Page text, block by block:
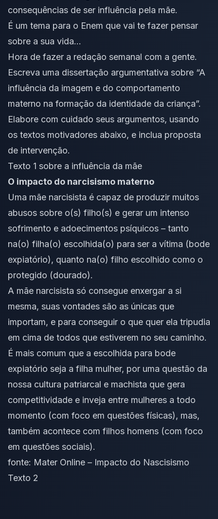
consequências de ser influência pela mãe.
É um tema para o Enem que vai te fazer pensar
sobre a sua vida…
Hora de fazer a redação semanal com a gente.
Escreva uma dissertação argumentativa sobre “A
influência da imagem e do comportamento
materno na formação da identidade da criança”.
Elabore com cuidado seus argumentos, usando
os textos motivadores abaixo, e inclua proposta
de intervenção.
Texto 1 sobre a influência da mãe
O impacto do narcisismo materno
Uma mãe narcisista é capaz de produzir muitos
abusos sobre o(s) filho(s) e gerar um intenso
sofrimento e adoecimentos psíquicos – tanto
na(o) filha(o) escolhida(o) para ser a vítima (bode
expiatório), quanto na(o) filho escolhido como o
protegido (dourado).
A mãe narcisista só consegue enxergar a si
mesma, suas vontades são as únicas que
importam, e para conseguir o que quer ela tripudia
em cima de todos que estiverem no seu caminho.
É mais comum que a escolhida para bode
expiatório seja a filha mulher, por uma questão da
nossa cultura patriarcal e machista que gera
competitividade e inveja entre mulheres a todo
momento (com foco em questões físicas), mas,
também acontece com filhos homens (com foco
em questões sociais).
fonte: Mater Online – Impacto do Nascisismo
Texto 2